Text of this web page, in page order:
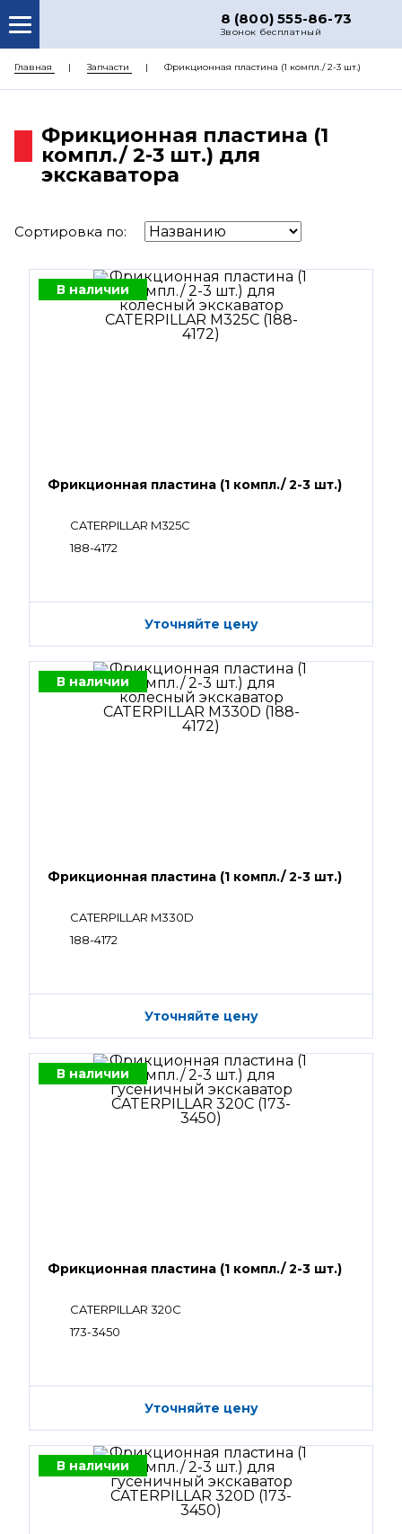
8 (800) 555-86-73
Звонок бесплатный
О НАС
РЕМОНТ
ДОСТАВКА
КОНТАКТЫ
Главная Запчасти Фрикционная пластина (1 компл./ 2-3 шт.)
Фрикционная пластина (1
компл./ 2-3 шт.) для
экскаватора
Сортировка по:
В наличии
Фрикционная пластина (1 компл./ 2-3 шт.)
CATERPILLAR M325C
188-4172
Уточняйте цену
В наличии
Фрикционная пластина (1 компл./ 2-3 шт.)
CATERPILLAR M330D
188-4172
Уточняйте цену
В наличии
Фрикционная пластина (1 компл./ 2-3 шт.)
CATERPILLAR 320C
173-3450
Уточняйте цену
В наличии